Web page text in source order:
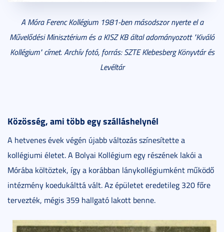
A Móra Ferenc Kollégium 1981-ben másodszor nyerte el a
Művelődési Minisztérium és a KISZ KB által adományozott "Kiváló
Kollégium" címet. Archív fotó, forrás: SZTE Klebesberg Könyvtár és
Levéltár
Közösség, ami több egy szálláshelynél
A hetvenes évek végén újabb változás színesítette a
kollégiumi életet. A Bolyai Kollégium egy részének lakói a
Mórába költöztek, így a korábban lánykollégiumként működő
intézmény koedukálttá vált. Az épületet eredetileg 320 főre
tervezték, mégis 359 hallgató lakott benne.